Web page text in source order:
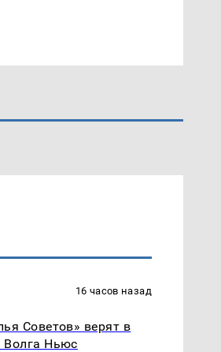
16 часов назад
Советов» верят в
Волга Ньюс